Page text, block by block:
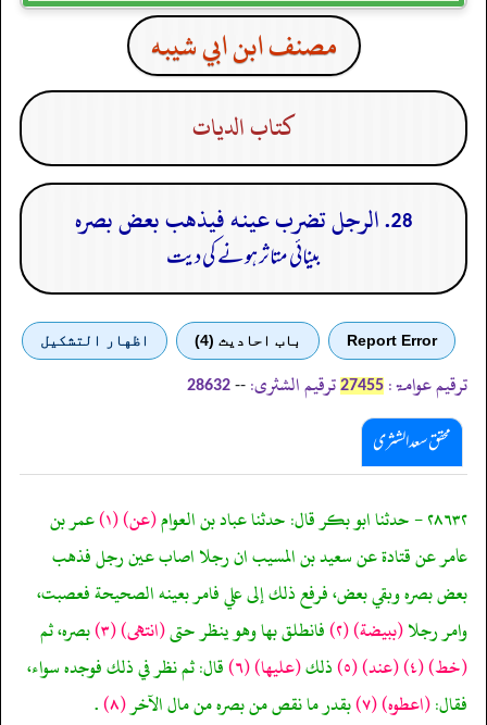
مصنف ابن ابي شيبه
كتاب الديات
28. الرجل تضرب عينه فيذهب بعض بصره
بینائی متاثر ہونے کی دیت
Report Error باب احادیث (4) اظهار التشكيل
ترقیم عوامۃ: 27455 ترقیم الشثری: --
28632
محقق سعد الشثری
٢٨٦٣٢ - حدثنا ابو بكر قال: حدثنا عباد بن العوام (عن)(١) عمر بن
عامر عن قتادة عن سعيد بن المسيب ان رجلا اصاب عين رجل فذهب
بعض بصره وبقي بعض، فرفع ذلك إلى علي فامر بعينه الصحيحة فعصبت،
وامر رجلا(ببيضة)(٢) فانطلق بها وهو ينظر حتى(انتهى)(٣) بصره، ثم
(خط)(٤) (عند)(٥) ذلك(عليها)(٦)
قال: ثم نظر في ذلك فوجده سواء،
فقال:(اعطوه)(٧) بقدر ما نقص من بصره من مال الآخر(٨) .